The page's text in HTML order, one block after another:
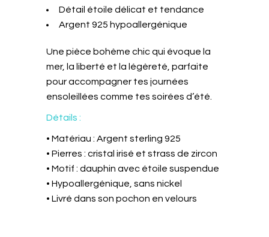
Détail étoile délicat et tendance
Argent 925 hypoallergénique
Une pièce bohème chic qui évoque la
mer, la liberté et la légèreté, parfaite
pour accompagner tes journées
ensoleillées comme tes soirées d’été.
Détails :
• Matériau : Argent sterling 925
• Pierres : cristal irisé et strass de zircon
• Motif : dauphin avec étoile suspendue
• Hypoallergénique, sans nickel
• Livré dans son pochon en velours